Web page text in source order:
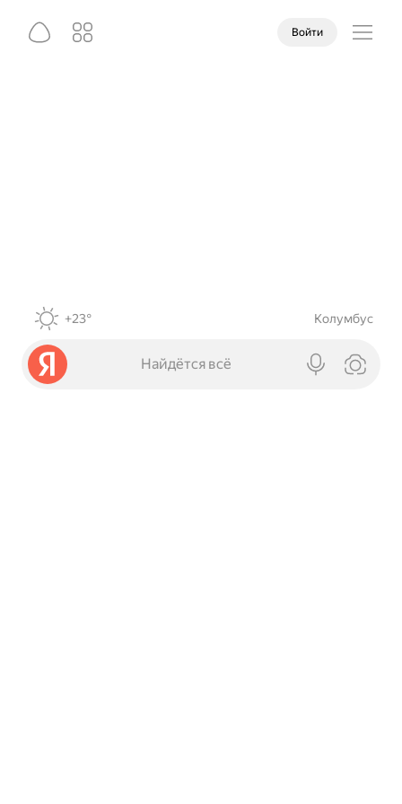
Войти
+23° Колумбус
Найдётся всё